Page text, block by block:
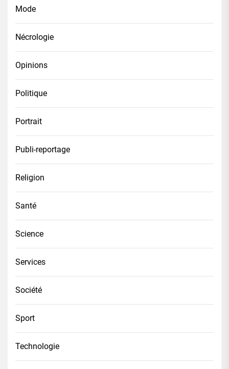
Mode
Nécrologie
Opinions
Politique
Portrait
Publi-reportage
Religion
Santé
Science
Services
Société
Sport
Technologie